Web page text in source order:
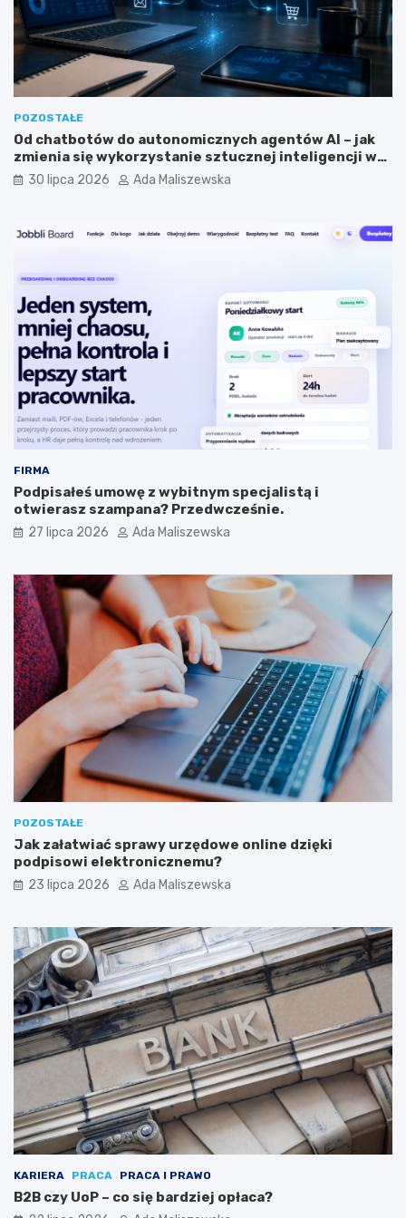
j
n
y
m
s
t
a
?
POZOSTAŁE
Od chatbotów do autonomicznych agentów AI – jak
zmienia się wykorzystanie sztucznej inteligencji w
biznesie?
30 lipca 2026 Ada Maliszewska
FIRMA
Podpisałeś umowę z wybitnym specjalistą i
otwierasz szampana? Przedwcześnie.
27 lipca 2026 Ada Maliszewska
POZOSTAŁE
Jak załatwiać sprawy urzędowe online dzięki
podpisowi elektronicznemu?
23 lipca 2026 Ada Maliszewska
KARIERA PRACA PRACA I PRAWO
B2B czy UoP – co się bardziej opłaca?